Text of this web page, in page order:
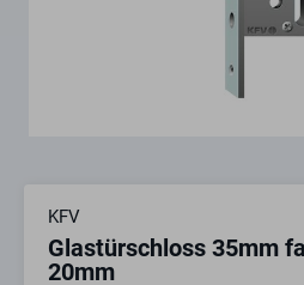
KFV
Glastürschloss 35mm
20mm